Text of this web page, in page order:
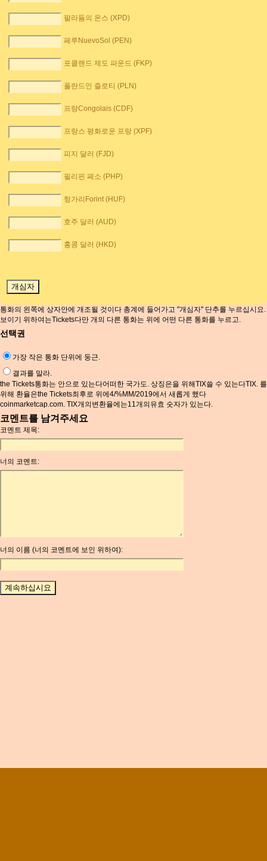
팔라듐의 온스 (XPD)
페루NuevoSol (PEN)
포클랜드 제도 파운드 (FKP)
폴란드인 즐로티 (PLN)
프랑Congolais (CDF)
프랑스 평화로운 프랑 (XPF)
피지 달러 (FJD)
필리핀 페소 (PHP)
헝가리Forint (HUF)
호주 달러 (AUD)
홍콩 달러 (HKD)
통화의 왼쪽에 상자안에 개조될 것이다 총계에 들어가고 "개심자" 단추를 누르십시요.
보이기 위하여는Tickets다만 개의 다른 통화는 위에 어떤 다른 통화를 누르고.
선택권
가장 작은 통화 단위에 둥근.
결과를 말라.
the Tickets통화는 안으로 있는다어떠한 국가도. 상징은을 위해TIX쓸 수 있는다TIX. 를
위해 환율은the Tickets최후로 위에4/%MM/2019에서 새롭게 했다
coinmarketcap.com. TIX개의변환율에는11개의유효 숫자가 있는다.
코멘트를 남겨주세요
코멘트 제목:
너의 코멘트:
너의 이름 (너의 코멘트에 보인 위하여):